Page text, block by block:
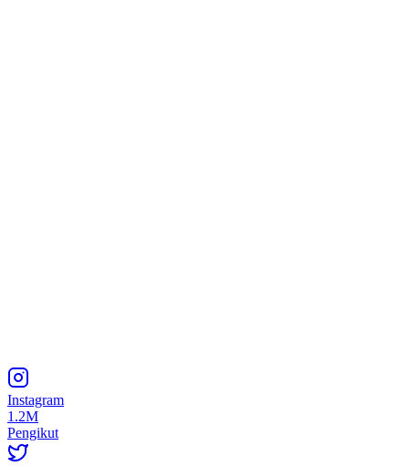
Instagram
1.2M
Pengikut